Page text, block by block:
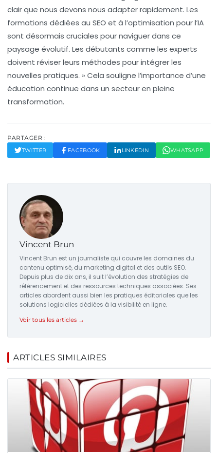
clair que nous devons nous adapter rapidement. Les
formations dédiées au SEO et à l’optimisation pour l’IA
sont désormais cruciales pour naviguer dans ce
paysage évolutif. Les débutants comme les experts
doivent réviser leurs méthodes pour intégrer les
nouvelles pratiques. » Cela souligne l’importance d’une
éducation continue dans un secteur en pleine
transformation.
PARTAGER :
TWITTER FACEBOOK LINKEDIN WHATSAPP
Vincent Brun
Vincent Brun est un journaliste qui couvre les domaines du
contenu optimisé, du marketing digital et des outils SEO.
Depuis plus de dix ans, il suit l’évolution des stratégies de
référencement et des ressources techniques associées. Ses
articles abordent aussi bien les pratiques éditoriales que les
solutions logicielles dédiées à la visibilité en ligne.
Voir tous les articles →
ARTICLES SIMILAIRES